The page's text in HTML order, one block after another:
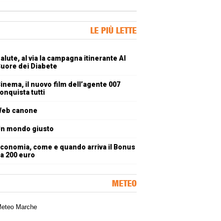
LE PIÙ LETTE
al via la campagna itinerante Al
dei Diabete
il nuovo film dell’agente 007
tutti
canone
mondo giusto
come e quando arriva il Bonus
200 euro
METEO
meteorologica delle Marche